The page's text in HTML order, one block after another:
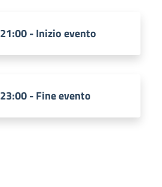
21:00 - Inizio evento
23:00 - Fine evento